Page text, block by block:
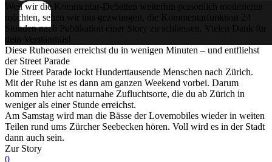
Weil wir die Kommentar-Debatten weiterhin persönlich moderieren
möchten, sehen wir uns gezwungen, die Kommentarfunktion 24
Stunden nach Publikation einer Story zu schliessen. Vielen Dank für
dein Verständnis!
Diese Ruheoasen erreichst du in wenigen Minuten – und entfliehst
der Street Parade
Die Street Parade lockt Hunderttausende Menschen nach Zürich.
Mit der Ruhe ist es dann am ganzen Weekend vorbei. Darum
kommen hier acht naturnahe Zufluchtsorte, die du ab Zürich in
weniger als einer Stunde erreichst.
Am Samstag wird man die Bässe der Lovemobiles wieder in weiten
Teilen rund ums Zürcher Seebecken hören. Voll wird es in der Stadt
dann auch sein.
Zur Story
0